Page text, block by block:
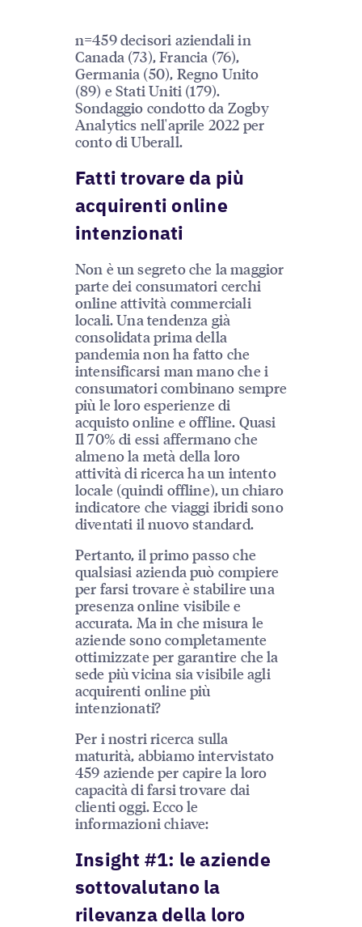
n=459 decisori aziendali in
Canada (73), Francia (76),
Germania (50), Regno Unito
(89) e Stati Uniti (179).
Sondaggio condotto da Zogby
Analytics nell'aprile 2022 per
conto di Uberall.
Fatti trovare da più
acquirenti online
intenzionati
Non è un segreto che la maggior
parte dei consumatori cerchi
online attività commerciali
locali. Una tendenza già
consolidata prima della
pandemia non ha fatto che
intensificarsi man mano che i
consumatori combinano sempre
più le loro esperienze di
acquisto online e offline. Quasi
Il 70% di essi affermano che
almeno la metà della loro
attività di ricerca ha un intento
locale (quindi offline), un chiaro
indicatore che viaggi ibridi sono
diventati il nuovo standard.
Pertanto, il primo passo che
qualsiasi azienda può compiere
per farsi trovare è stabilire una
presenza online visibile e
accurata. Ma in che misura le
aziende sono completamente
ottimizzate per garantire che la
sede più vicina sia visibile agli
acquirenti online più
intenzionati?
Per i nostri ricerca sulla
maturità, abbiamo intervistato
459 aziende per capire la loro
capacità di farsi trovare dai
clienti oggi. Ecco le
informazioni chiave:
Insight #1: le aziende
sottovalutano la
rilevanza della loro